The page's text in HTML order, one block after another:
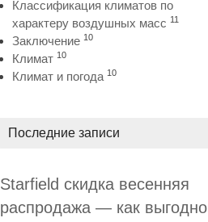
Классификация климатов по
характеру воздушных масс 11
Заключение 10
Климат 10
Климат и погода 10
Последние записи
Starfield скидка весенняя
распродажа — как выгодно